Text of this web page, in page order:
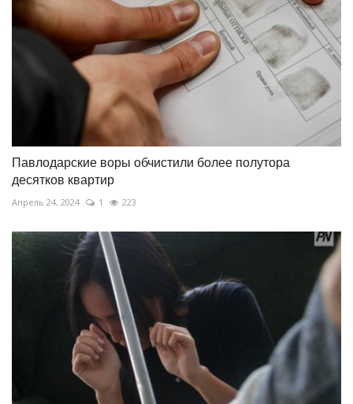
Павлодарские воры обчистили более полутора
десятков квартир
Апрель 24, 2024 1 223